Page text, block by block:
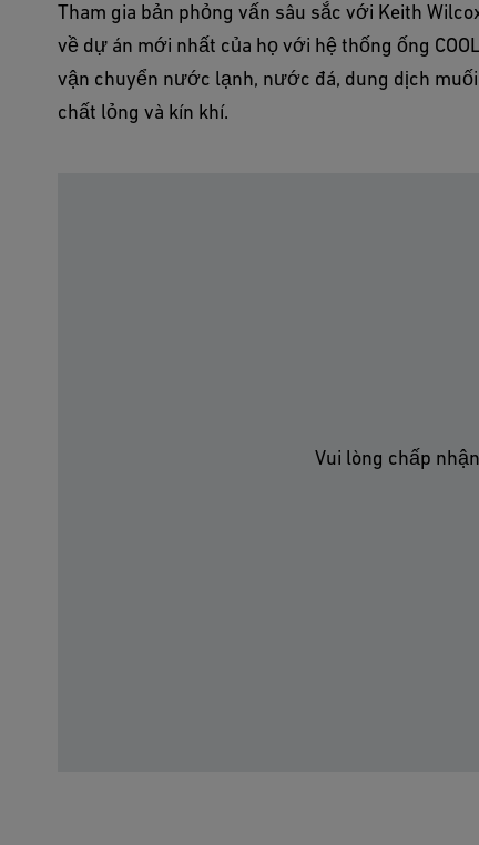
Tham gia bản phỏng vấn sâu sắc với Keith
về dự án mới nhất của họ với hệ thống ống
vận chuyển nước lạnh, nước đá, dung dịch
chất lỏng và kín khí.
Vui lòng chấp